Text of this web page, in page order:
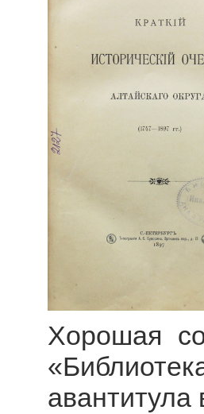
Хорошая
авантитула